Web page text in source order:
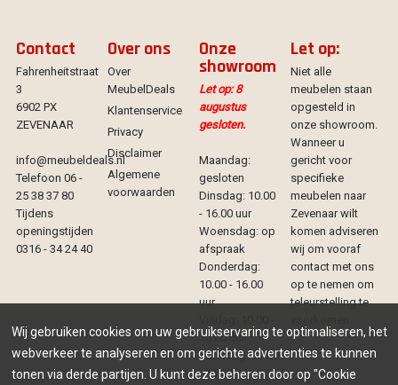
Contact
Fahrenheitstraat
3
6902 PX
ZEVENAAR
info@meubeldeals.nl
Telefoon 06 -
25 38 37 80
Tijdens
openingstijden
0316 - 34 24 40
Over ons
Over
MeubelDeals
Klantenservice
Privacy
Disclaimer
Algemene
voorwaarden
Onze
showroom
Let op: 8
augustus
gesloten.
Maandag:
gesloten
Dinsdag: 10.00
- 16.00 uur
Woensdag: op
afspraak
Donderdag:
10.00 - 16.00
uur
16.00 uur
Zaterdag: 10.00
- 16.00 uur
Let op:
Niet alle
meubelen staan
opgesteld in
onze showroom.
Wanneer u
gericht voor
specifieke
meubelen naar
Zevenaar wilt
komen adviseren
wij om vooraf
contact met ons
op te nemen om
teleurstelling te
Wij gebruiken cookies om uw gebruikservaring te optimaliseren, het
webverkeer te analyseren en om gerichte advertenties te kunnen
tonen via derde partijen. U kunt deze beheren door op "Cookie